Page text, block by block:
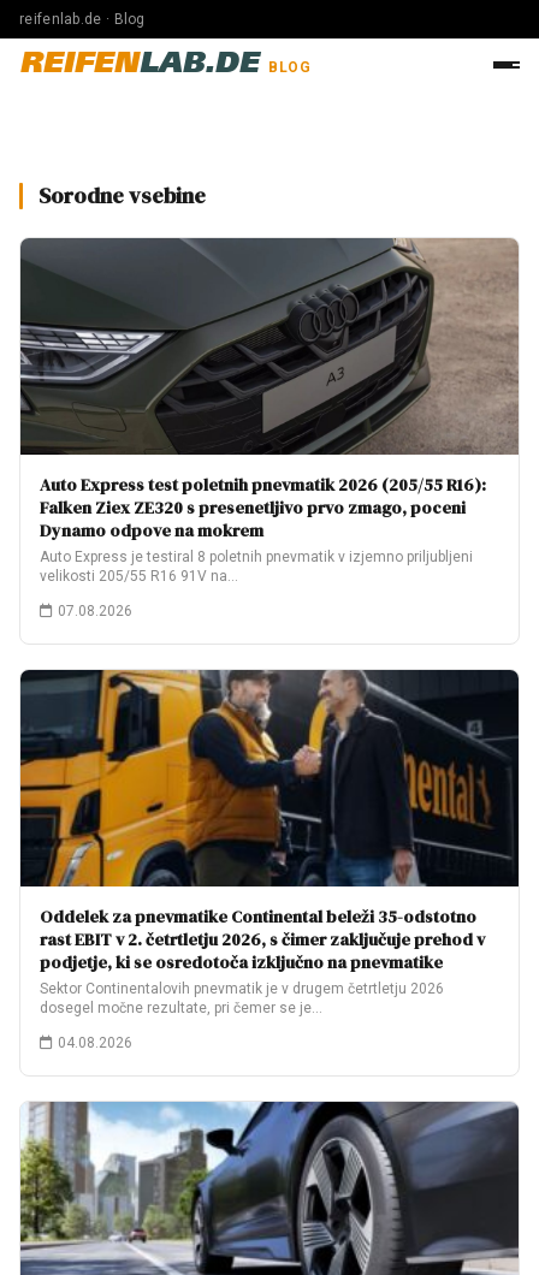
reifenlab.de · Blog
REIFENLAB.DE BLOG
Sorodne vsebine
Auto Express test poletnih pnevmatik 2026 (205/55 R16):
Falken Ziex ZE320 s presenetljivo prvo zmago, poceni
Dynamo odpove na mokrem
Auto Express je testiral 8 poletnih pnevmatik v izjemno priljubljeni
velikosti 205/55 R16 91V na…
07.08.2026
Oddelek za pnevmatike Continental beleži 35-odstotno
rast EBIT v 2. četrtletju 2026, s čimer zaključuje prehod v
podjetje, ki se osredotoča izključno na pnevmatike
Sektor Continentalovih pnevmatik je v drugem četrtletju 2026
dosegel močne rezultate, pri čemer se je…
04.08.2026